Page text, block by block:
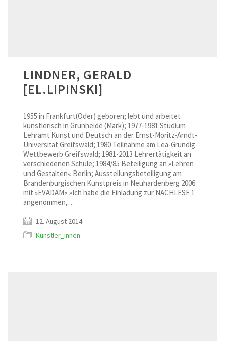
LINDNER, GERALD
[EL.LIPINSKI]
1955 in Frankfurt(Oder) geboren; lebt und arbeitet
künstlerisch in Grünheide (Mark); 1977-1981 Studium
Lehramt Kunst und Deutsch an der Ernst-Moritz-Arndt-
Universität Greifswald; 1980 Teilnahme am Lea-Grundig-
Wettbewerb Greifswald; 1981-2013 Lehrertätigkeit an
verschiedenen Schule; 1984/85 Beteiligung an »Lehren
und Gestalten« Berlin; Ausstellungsbeteiligung am
Brandenburgischen Kunstpreis in Neuhardenberg 2006
mit »EVADAM« »Ich habe die Einladung zur NACHLESE 1
angenommen,…
12. August 2014
Künstler_innen